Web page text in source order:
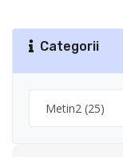
Categorii